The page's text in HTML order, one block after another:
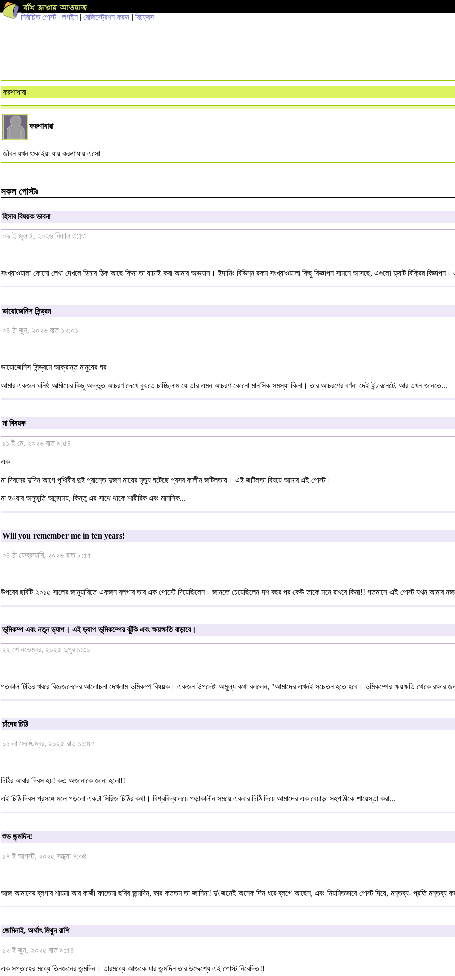
নির্বাচিত পোস্ট| লগইন | রেজিস্ট্রেশন করুন | রিফ্রেস
করুণাধারা
করুণাধারা
জীবন যখন শুকাইয়া যায় করুণাধায় এসো
সকল পোস্টঃ
হিসাব বিষয়ক ভাবনা
০৯ ই জুলাই, ২০২৬ বিকাল ৩:৫৩
সংখ্যাওয়ালা কোনো লেখা দেখলে হিসাব ঠিক আছে কিনা তা যাচাই করা আমার অভ্যাস। ইদানিং বিভিন্ন রকম সংখ্যাওয়ালা কিছু বিজ্ঞাপন সামনে আসছে, এগুলো ফ্ল্যাট বিক্রির বিজ্ঞাপন।
ডায়োজেনিস সিন্ড্রম
০৪ ঠা জুন, ২০২৬ রাত ১২:০১
ডায়োজেনিস সিন্ড্রমে আক্রান্ত মানুষের ঘর
আমার একজন ঘনিষ্ঠ আত্মীয়ের কিছু অদ্ভুত আচরণ দেখে বুঝতে চাচ্ছিলাম যে তার এমন আচরণ কোনো মানসিক সমস্যা কিনা। তার আচরণের বর্ণনা দেই ইন্টারনেটে, আর তখন জানতে...
মা বিষয়ক
১১ ই মে, ২০২৬ রাত ৯:৫৪
এক
মা দিবসের দুদিন আগে পৃথিবীর দুই প্রান্তে দুজন মায়ের মৃত্যু ঘটেছে প্রসব কালীন জটিলতায়। এই জটিলতা বিষয়ে আমার এই পোস্ট।
মা হওয়ার অনুভূতি আনন্দময়, কিন্তু এর সাথে থাকে শারীরিক এবং মানসিক...
Will you remember me in ten years!
০৪ ঠা ফেব্রুয়ারি, ২০২৬ রাত ৮:৫৫
উপরের ছবিটি ২০১৫ সালের জানুয়ারিতে একজন ব্লগার তার এক পোস্টে দিয়েছিলেন। জানতে চেয়েছিলেন দশ বছর পর কেউ তাকে মনে রাখবে কিনা!! গতমাসে এই পোস্ট যখন আমার
ভূমিকম্প এবং নতুন ড্যাপ। এই ড্যাপ ভূমিকম্পের ঝুঁকি এবং ক্ষয়ক্ষতি বাড়াবে।
২২ শে নভেম্বর, ২০২৫ দুপুর ১:৩০
গতকাল টিভির খবরে বিজ্ঞজনেদের আলোচনা দেখলাম ভূমিকম্প বিষয়ক। একজন উপদেষ্টা অমূল্য কথা বললেন, "আমাদের এখনই সচেতন হতে হবে। ভূমিকম্পের ক্ষয়ক্ষতি থেকে রক্ষার
চাঁদের চিঠি
০১ লা সেপ্টেম্বর, ২০২৫ রাত ১১:৪৭
চিঠির আবার দিবস হয়! কত অজানাকে জানা হলো!!
এই চিঠি দিবস প্রসঙ্গে মনে পড়লো একটা সিরিজ চিঠির কথা। বিশ্ববিদ্যালয়ে পড়াকালীন সময়ে একবার চিঠি দিয়ে আমাদের এক বেয়াড়া সহপাঠীকে শায়েস্তা করা...
শুভ জন্মদিন!
১৭ ই আগস্ট, ২০২৫ সন্ধ্যা ৭:৩৪
আজ আমাদের ব্লগার শায়মা আর কাজী ফাতেমা ছবির জন্মদিন, কার কততম তা জানিনা! দু\'জনেই অনেক দিন ধরে ব্লগে আছেন, এবং নিয়মিতভাবে পোস্ট দিয়ে, মন্তব্য- প্রতি মন্তব্য
জেমিনাই, অর্থাৎ মিথুন রাশি
১২ ই জুন, ২০২৫ রাত ৯:৫৪
এক সপ্তাহের মধ্যে তিনজনের জন্মদিন। তারমধ্যে আজকে যার জন্মদিন তার উদ্দেশ্যে এই পোস্ট নিবেদিত!!